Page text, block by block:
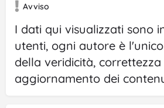
Avviso
I dati qui visualizzati sono
utenti, ogni autore è
della veridicità, correttezza
aggiornamento dei